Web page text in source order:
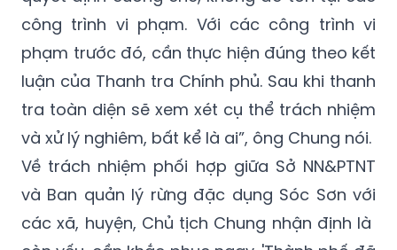
phạm trước đó, cần thực hiện đúng theo kết
luận của Thanh tra Chính phủ. Sau khi thanh
tra toàn diện sẽ xem xét cụ thể trách nhiệm
và xử lý nghiêm, bất kể là ai”, ông Chung nói.
Về trách nhiệm phối hợp giữa Sở NN&PTNT
và Ban quản lý rừng đặc dụng Sóc Sơn với
các xã, huyện, Chủ tịch Chung nhận định là
còn yếu, cần khắc phục ngay. 'Thành phố đã
phân cấp thẩm quyền Thanh tra xây dựng